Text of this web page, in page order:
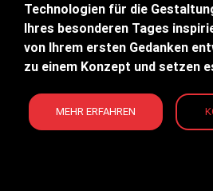
Technologien für die
Ihres besonderen Tages
von Ihrem ersten Gedanken
zu einem Konzept und setzen
MEHR ERFAHREN